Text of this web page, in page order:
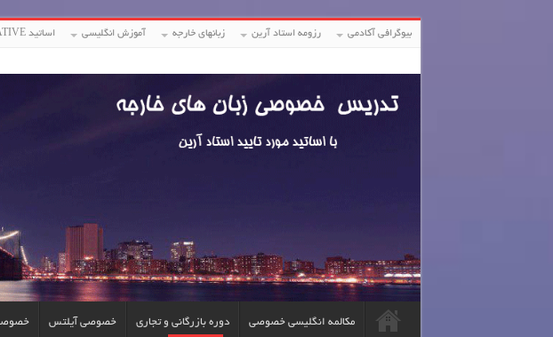
بیوگرافی آکادمی رزومه استاد آرین زبانهای خارجه آموزش انگلیسی اساتید NATIVE
مکالمه انگلیسی خصوصی دوره بازرگانی و تجاری خصوصی آیلتس